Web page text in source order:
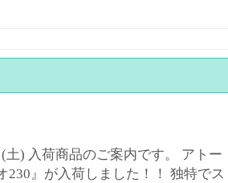
土) 入荷商品のご案内です。 アトー
230』が入荷しました！！ 独特でス